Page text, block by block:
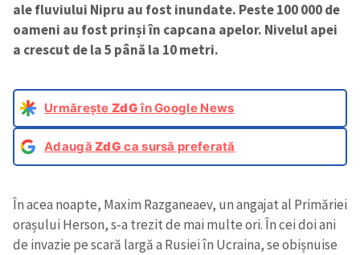
ale fluviului Nipru au fost inundate. Peste 100 000 de
oameni au fost prinși în capcana apelor. Nivelul apei
a crescut de la 5 până la 10 metri.
Urmărește ZdGîn Google News
AdaugăZdG ca sursă preferată
În acea noapte, Maxim Razganeaev, un angajat al Primăriei
orașului Herson, s-a trezit de mai multe ori. În cei doi ani
de invazie pe scară largă a Rusiei în Ucraina, se obișnuise